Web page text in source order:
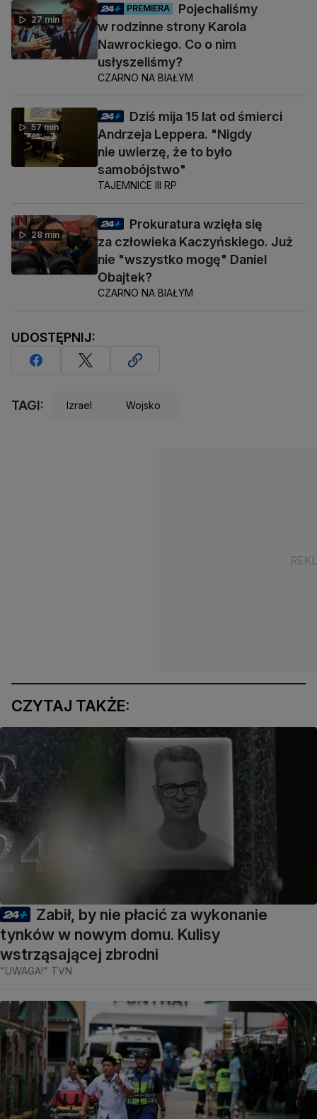
27 min
PREMIERA
Pojechaliśmy
w rodzinne strony Karola
Nawrockiego. Co o nim
usłyszeliśmy?
CZARNO NA BIAŁYM
57 min
Dziś mija 15 lat od śmierci
Andrzeja Leppera. "Nigdy
nie uwierzę, że to było
samobójstwo"
TAJEMNICE III RP
28 min
Prokuratura wzięła się
za człowieka Kaczyńskiego. Już
nie "wszystko mogę" Daniel
Obajtek?
CZARNO NA BIAŁYM
UDOSTĘPNIJ:
TAGI: Izrael Wojsko
CZYTAJ TAKŻE:
Zabił, by nie płacić za wykonanie
tynków w nowym domu. Kulisy
wstrząsającej zbrodni
"UWAGA!" TVN